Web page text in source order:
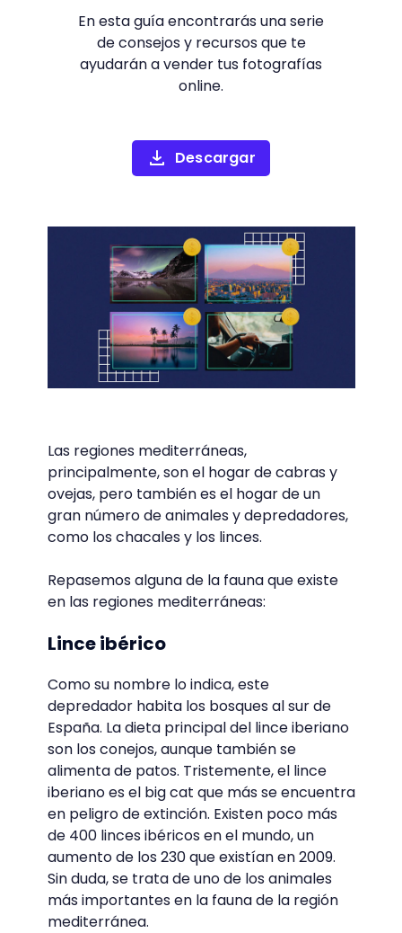
En esta guía encontrarás una serie
de consejos y recursos que te
ayudarán a vender tus fotografías
online.
Descargar
Las regiones mediterráneas,
principalmente, son el hogar de cabras y
ovejas, pero también es el hogar de un
gran número de animales y depredadores,
como los chacales y los linces.
Repasemos alguna de la fauna que existe
en las regiones mediterráneas:
Lince ibérico
Como su nombre lo indica, este
depredador habita los bosques al sur de
España. La dieta principal del lince iberiano
son los conejos, aunque también se
alimenta de patos. Tristemente, el lince
iberiano es el big cat que más se encuentra
en peligro de extinción. Existen poco más
de 400 linces ibéricos en el mundo, un
aumento de los 230 que existían en 2009.
Sin duda, se trata de uno de los animales
más importantes en la fauna de la región
mediterránea.